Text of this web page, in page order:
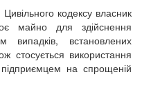
кодексу власник
майно для здійснення
випадків, встановлених
стосується використання
на спрощеній